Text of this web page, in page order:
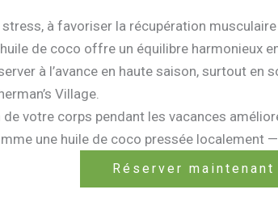
à favoriser la récupération
de coco offre un équilibre harmonieux
à l’avance en haute saison, surtout en
Village.
votre corps pendant les vacances
une huile de coco pressée localement
Réserver maintenant